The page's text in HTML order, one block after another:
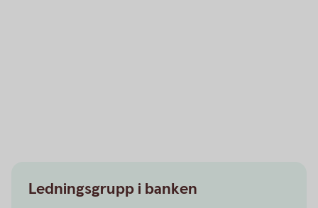
Ledningsgrupp i banken